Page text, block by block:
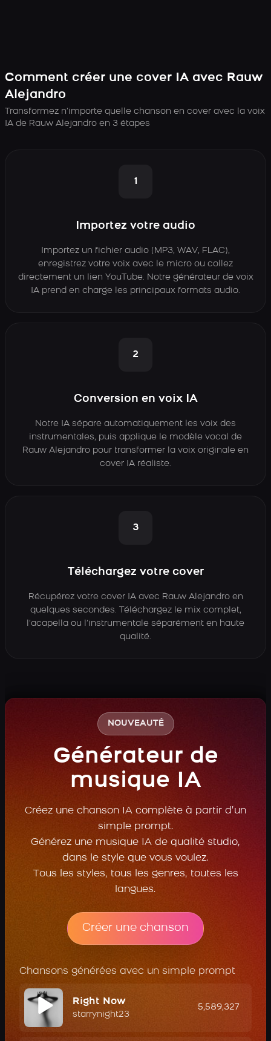
Comment créer une cover IA avec Rauw
Alejandro
Transformez n’importe quelle chanson en cover avec la voix
IA de Rauw Alejandro en 3 étapes
1
Importez votre audio
Importez un fichier audio (MP3, WAV, FLAC),
enregistrez votre voix avec le micro ou collez
directement un lien YouTube. Notre générateur de voix
IA prend en charge les principaux formats audio.
2
Conversion en voix IA
Notre IA sépare automatiquement les voix des
instrumentales, puis applique le modèle vocal de
Rauw Alejandro pour transformer la voix originale en
cover IA réaliste.
3
Téléchargez votre cover
Récupérez votre cover IA avec Rauw Alejandro en
quelques secondes. Téléchargez le mix complet,
l’acapella ou l’instrumentale séparément en haute
qualité.
NOUVEAUTÉ
Générateur de
musique IA
Créez une chanson IA complète à partir d’un
simple prompt.
Générez une musique IA de qualité studio,
dans le style que vous voulez.
Tous les styles, tous les genres, toutes les
langues.
Créer une chanson
Chansons générées avec un simple prompt
Right Now
starrynight23
5,589,327